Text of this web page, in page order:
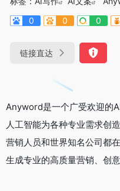
0
0 0
链接直达
Anyword是一个广受欢迎的
人工智能为各种专业需求创
营销人员和世界知名公司都
生成专业的高质量营销、创意